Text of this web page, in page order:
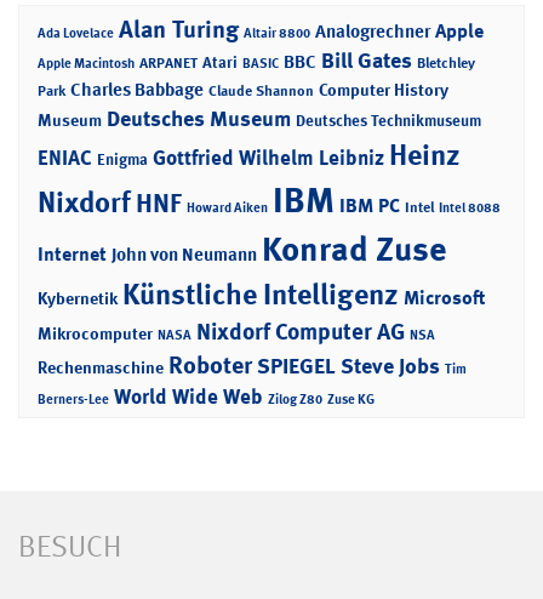
Ada Lovelace Alan Turing Altair 8800 Analogrechner Apple
Apple Macintosh ARPANET Atari BASIC BBC Bill Gates Bletchley
Park Charles Babbage Claude Shannon Computer History
Museum Deutsches Museum Deutsches Technikmuseum
ENIAC Enigma Gottfried Wilhelm Leibniz Heinz
NixdorfHNF Howard Aiken IBM IBM PC Intel Intel 8088
Internet John von Neumann Konrad Zuse
Kybernetik Künstliche Intelligenz Microsoft
Mikrocomputer NASA Nixdorf Computer AG NSA
Rechenmaschine RoboterSPIEGELSteve Jobs Tim
Berners-Lee World Wide Web Zilog Z80 Zuse KG
BESUCH